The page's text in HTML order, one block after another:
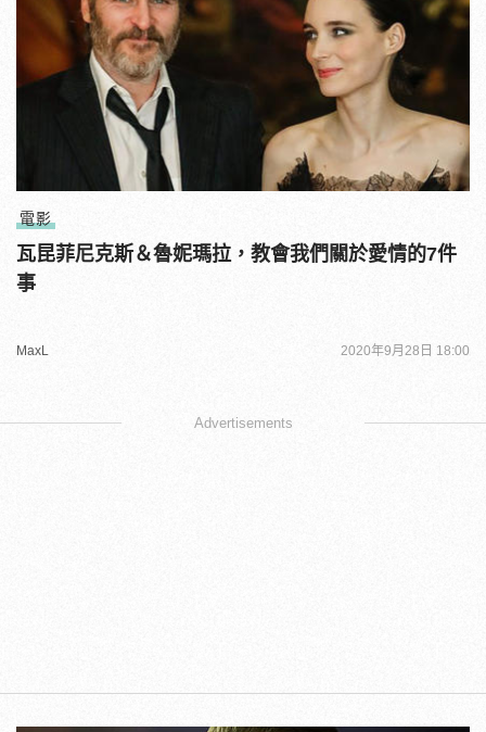
電影
瓦昆菲尼克斯＆魯妮瑪拉，教會我們關於愛情的7件
事
MaxL 2020年9月28日 18:00
Advertisements